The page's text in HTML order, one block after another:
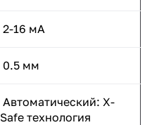
2-16 мА
0.5 мм
Автоматический: X-
Safe технология